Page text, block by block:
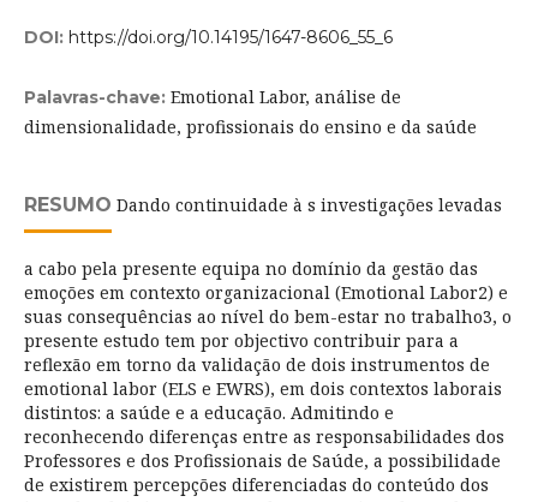
DOI: https://doi.org/10.14195/1647-8606_55_6
Palavras-chave: Emotional Labor, análise de
dimensionalidade, profissionais do ensino e da saúde
RESUMO Dando continuidade à s investigações levadas
a cabo pela presente equipa no domínio da gestão das
emoções em contexto organizacional (Emotional Labor2) e
suas consequências ao nível do bem-estar no trabalho3, o
presente estudo tem por objectivo contribuir para a
reflexão em torno da validação de dois instrumentos de
emotional labor (ELS e EWRS), em dois contextos laborais
distintos: a saúde e a educação. Admitindo e
reconhecendo diferenças entre as responsabilidades dos
Professores e dos Profissionais de Saúde, a possibilidade
de existirem percepções diferenciadas do conteúdo dos